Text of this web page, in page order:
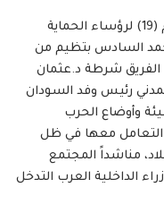
عقد بمدينة مراكش المغربية المؤتمر رقم (19) لرؤساء الحماية
السادس بتظيم من
الفريق شرطة د.عثمان
رئيس وفد السودان
وأوضاع الحرب
التعامل معها في ظل
مناشداً المجتمع
الداخلية العرب التدخل